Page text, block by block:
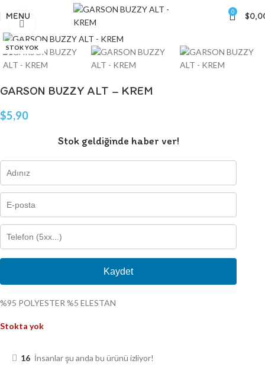
MENU 0 $
STOK YOK
Click to enlarge
GARSON BUZZY ALT – KREM
$5,90
Stok geldiğinde haber ver!
Kaydet
%95 POLYESTER %5 ELESTAN
Stokta yok
16 İnsanlar şu anda bu ürünü izliyor!